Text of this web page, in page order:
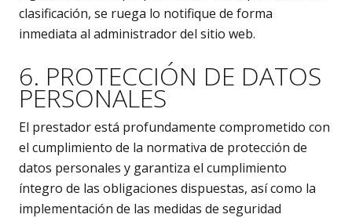
clasificación, se ruega lo notifique de forma
inmediata al administrador del sitio web.
6. PROTECCIÓN DE DATOS
PERSONALES
El prestador está profundamente comprometido con
el cumplimiento de la normativa de protección de
datos personales y garantiza el cumplimiento
íntegro de las obligaciones dispuestas, así como la
implementación de las medidas de seguridad